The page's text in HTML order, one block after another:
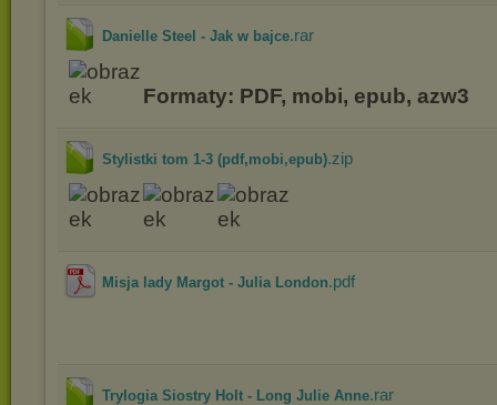
Danielle Steel - Jak w bajce.rar
Formaty: PDF, mobi, epub, azw3
Stylistki tom 1-3 (pdf,mobi,epub).zip
Misja lady Margot - Julia London.pdf
Trylogia Siostry Holt - Long Julie Anne.rar